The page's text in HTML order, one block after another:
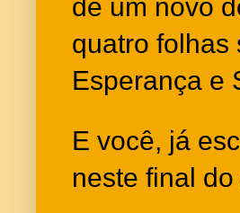
de um novo
quatro folhas
Esperança e
E você, já
neste final